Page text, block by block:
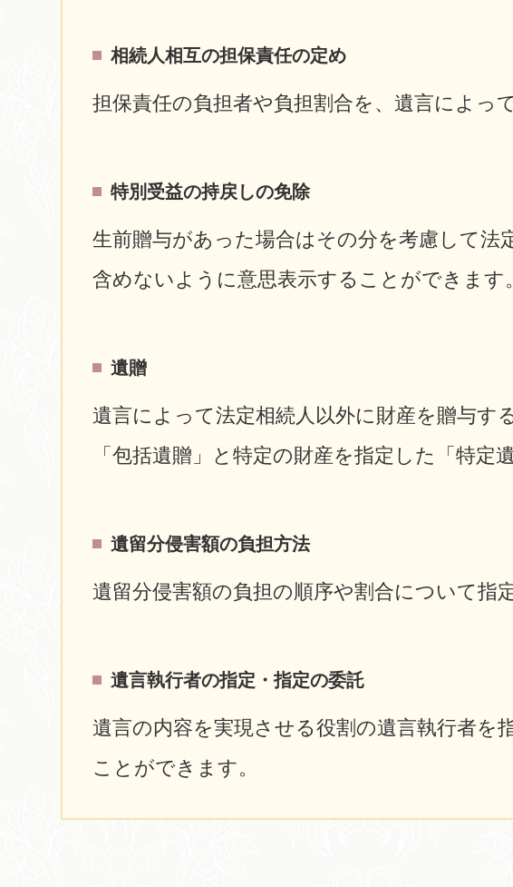
相続人相互の担保責任の定め
担保責任の負担者や負担割合を、遺言によっ
特別受益の持戻しの免除
生前贈与があった場合はその分を考慮して法
含めないように意思表示することができます。
遺贈
遺言によって法定相続人以外に財産を贈与す
「包括遺贈」と特定の財産を指定した「特定
遺留分侵害額の負担方法
遺留分侵害額の負担の順序や割合について指
遺言執行者の指定・指定の委託
遺言の内容を実現させる役割の遺言執行者を
ことができます。